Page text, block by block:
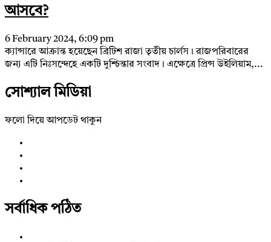
আসবে?
6 February 2024, 6:09 pm
ক্যান্সারে আক্রান্ত হয়েছেন ব্রিটিশ রাজা তৃতীয় চার্লস। রাজপরিবারের
জন্য এটি নিঃসন্দেহে একটি দুশ্চিন্তার সংবাদ। এক্ষেত্রে প্রিন্স উইলিয়াম,...
সোশ্যাল মিডিয়া
ফলো দিয়ে আপডেট থাকুন
সর্বাধিক পঠিত